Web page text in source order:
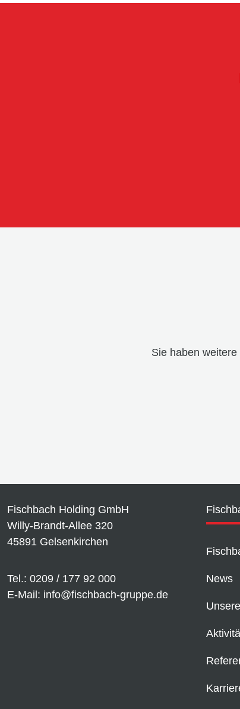
Sie haben
Fischbach Holding GmbH
Willy-Brandt-Allee 320
45891 Gelsenkirchen
Tel.: 0209 / 177 92 000
E-Mail: info@fischbach-gruppe.de
News